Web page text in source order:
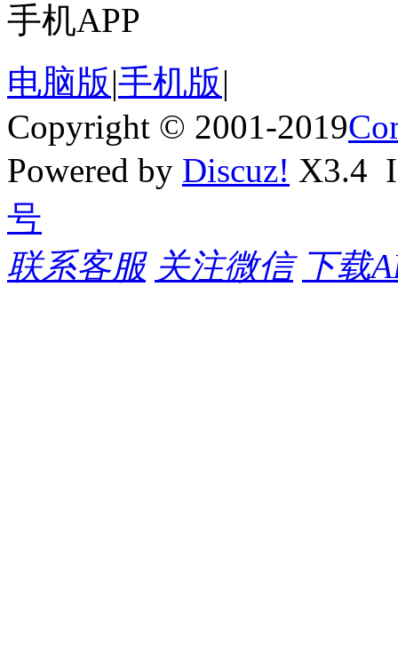
手机APP
电脑版|手机版|
Copyright © 2001-2019
Powered by Discuz! X3.4
号
联系客服 关注微信 下载